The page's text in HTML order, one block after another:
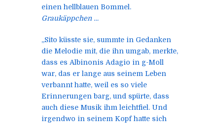
einen hellblauen Bommel.
Graukäppchen …
„Sito küsste sie, summte in Gedanken
die Melodie mit, die ihn umgab, merkte,
dass es Albinonis Adagio in g-Moll
war, das er lange aus seinem Leben
verbannt hatte, weil es so viele
Erinnerungen barg, und spürte, dass
auch diese Musik ihm leichtfiel. Und
irgendwo in seinem Kopf hatte sich